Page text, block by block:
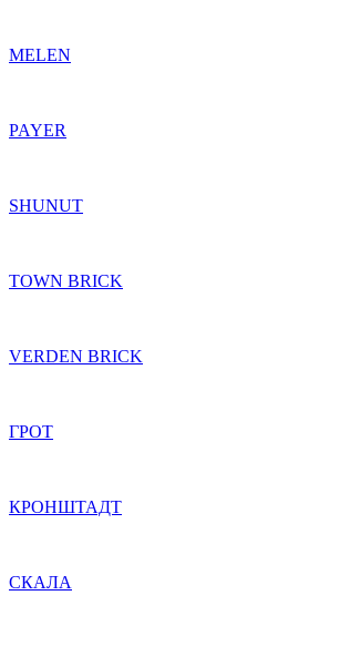
MELEN
PAYER
SHUNUT
TOWN BRICK
VERDEN BRICK
ГРОТ
КРОНШТАДТ
СКАЛА